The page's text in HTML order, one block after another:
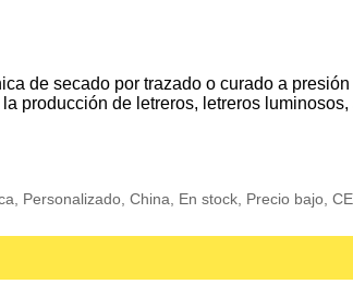
de secado por trazado o curado a
producción de letreros, letreros luminosos,
Personalizado, China, En stock, Precio bajo,